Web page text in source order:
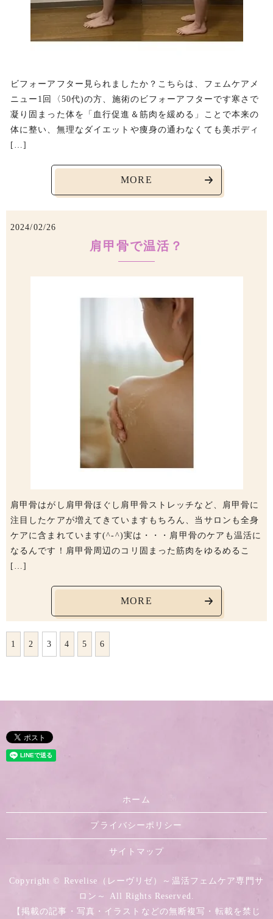
ビフォーアフター見られましたか？こちらは、フェムケアメ
ニュー1回〈50代)の方、施術のビフォーアフターです寒さで
凝り固まった体を「血行促進＆筋肉を緩める」ことで本来の
体に整い、無理なダイエットや痩身の通わなくても美ボディ
[…]
MORE
2024/02/26
肩甲骨で温活？
肩甲骨はがし肩甲骨ほぐし肩甲骨ストレッチなど、肩甲骨に
注目したケアが増えてきていますもちろん、当サロンも全身
ケアに含まれています(^-^)実は・・・肩甲骨のケアも温活に
なるんです！肩甲骨周辺のコリ固まった筋肉をゆるめるこ
[…]
MORE
1 2 3 4 5 6
ホーム
プライバシーポリシー
サイトマップ
Copyright © Revelise（レーヴリゼ）～温活フェムケア専門サ
ロン～ All Rights Reserved.
【掲載の記事・写真・イラストなどの無断複写・転載を禁じ